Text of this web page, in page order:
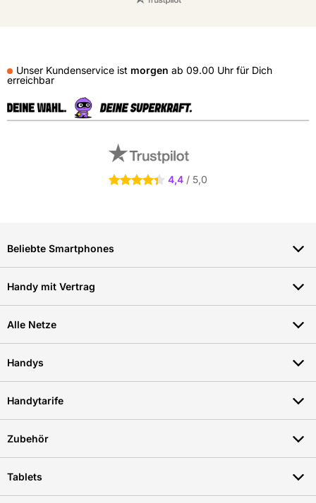
Unser Kundenservice ist morgen ab 09.00 Uhr für Dich
erreichbar
4.4 Sterne 4,4 / 5,0
Beliebte Smartphones
Handy mit Vertrag
Alle Netze
Handys
Handytarife
Zubehör
Tablets